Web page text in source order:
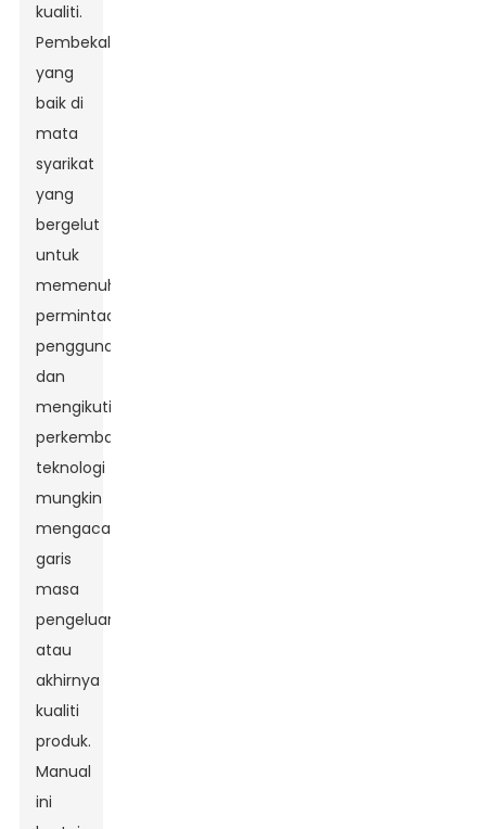
kualiti.
Pembekal
yang
baik di
mata
syarikat
yang
bergelut
untuk
memenuhi
permintaan
pengguna
dan
mengikuti
perkembangan
teknologi
mungkin
mengacaukan
garis
masa
pengeluaran
atau
akhirnya
kualiti
produk.
Manual
ini